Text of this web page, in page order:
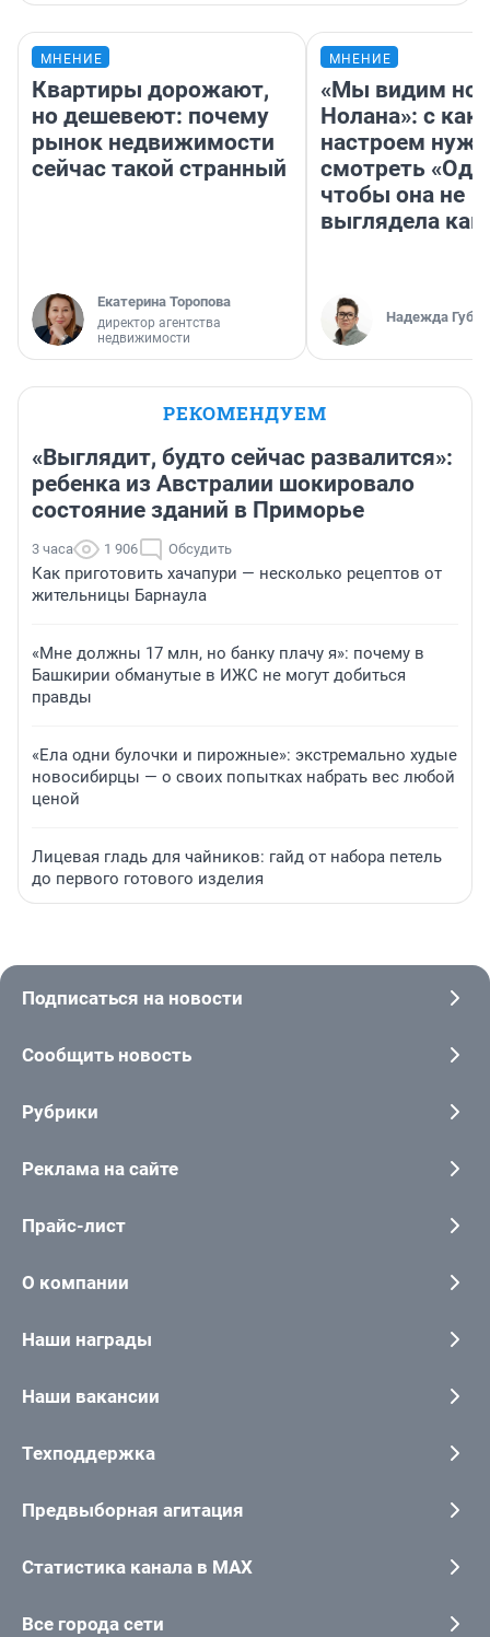
МНЕНИЕ
Квартиры дорожают,
но дешевеют: почему
рынок недвижимости
сейчас такой странный
Екатерина Торопова
директор агентства
недвижимости
МНЕНИЕ
«Мы видим
Нолана»: с
настроем
смотреть
чтобы она не
выглядела как
Надежда
РЕКОМЕНДУЕМ
«Выглядит, будто сейчас развалится»:
ребенка из Австралии шокировало
состояние зданий в Приморье
3 часа 1 906 Обсудить
Как приготовить хачапури — несколько рецептов от
жительницы Барнаула
«Мне должны 17 млн, но банку плачу я»: почему в
Башкирии обманутые в ИЖС не могут добиться
правды
«Ела одни булочки и пирожные»: экстремально худые
новосибирцы — о своих попытках набрать вес любой
ценой
Лицевая гладь для чайников: гайд от набора петель
до первого готового изделия
Подписаться на новости
Сообщить новость
Рубрики
Реклама на сайте
Прайс-лист
О компании
Наши награды
Наши вакансии
Техподдержка
Предвыборная агитация
Статистика канала в MAX
Все города сети